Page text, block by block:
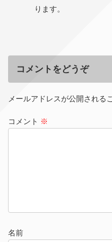
ります。
コメントをどうぞ
メールアドレスが公開される
コメント ※
名前